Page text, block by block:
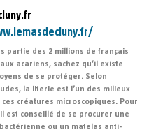
partie des 2 millions de français
acariens, sachez qu’il existe
de se protéger. Selon
la literie est l’un des milieux
créatures microscopiques. Pour
est conseillé de se procurer une
ou un matelas anti-